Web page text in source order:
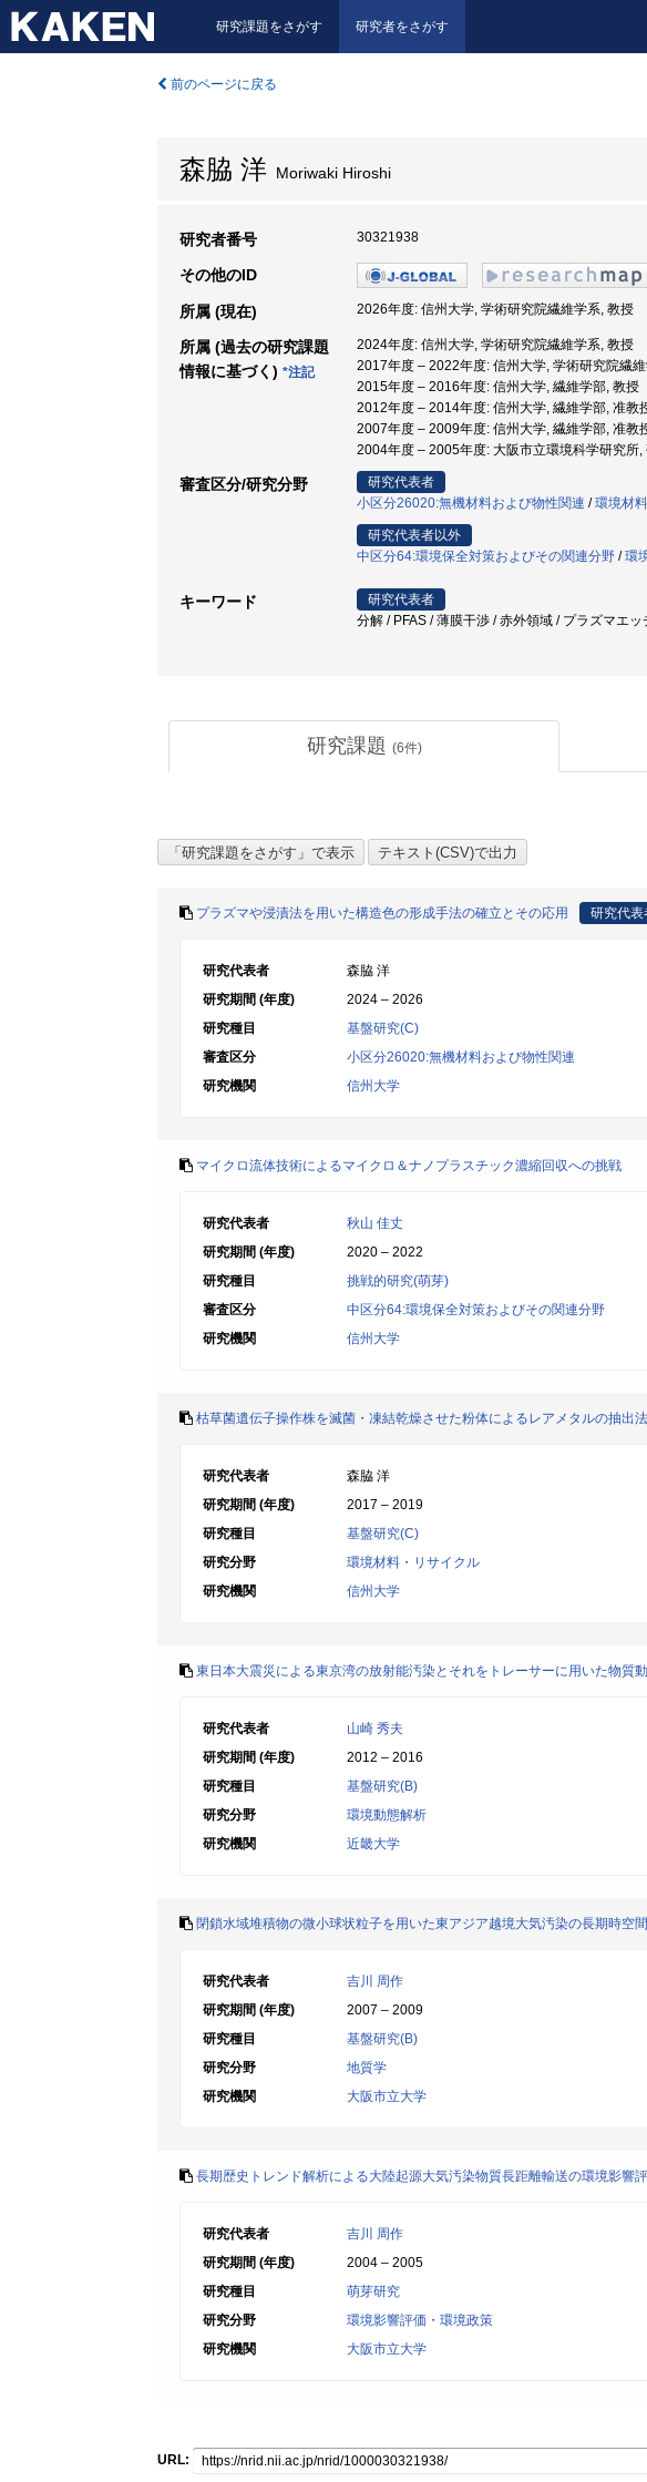
研究課題をさがす 研究者をさがす
前のページに戻る
森脇 洋 Moriwaki Hiroshi
研究者番号 30321938
その他のID
所属 (現在) 2026年度: 信州大学, 学術研究院繊維学系, 教授
所属 (過去の研究課題
情報に基づく) *注記
2024年度: 信州大学, 学術研究院繊維学系, 教授
2017年度 – 2022年度: 信州大学, 学術研究院繊
2015年度 – 2016年度: 信州大学, 繊維学部, 教授
2012年度 – 2014年度: 信州大学, 繊維学部, 准教
2007年度 – 2009年度: 信州大学, 繊維学部, 准教
2004年度 – 2005年度: 大阪市立環境科学研究所,
審査区分/研究分野
研究代表者
小区分26020:無機材料および物性関連 /環境材
研究代表者以外
中区分64:環境保全対策およびその関連分野 /環
キーワード
研究代表者
分解 / PFAS / 薄膜干渉 / 赤外領域 / プラズマエ
研究課題 (6件)
プラズマや浸漬法を用いた構造色の形成手法の確立とその応用 研究代表
研究代表者
森脇 洋
研究期間 (年度)
2024 – 2026
研究種目
基盤研究(C)
審査区分
小区分26020:無機材料および物性関連
研究機関
信州大学
マイクロ流体技術によるマイクロ＆ナノプラスチック濃縮回収への挑戦
研究代表者
秋山 佳丈
研究期間 (年度)
2020 – 2022
研究種目
挑戦的研究(萌芽)
審査区分
中区分64:環境保全対策およびその関連分野
研究機関
信州大学
枯草菌遺伝子操作株を滅菌・凍結乾燥させた粉体によるレアメタルの抽出
研究代表者
森脇 洋
研究期間 (年度)
2017 – 2019
研究種目
基盤研究(C)
研究分野
環境材料・リサイクル
研究機関
信州大学
東日本大震災による東京湾の放射能汚染とそれをトレーサーに用いた物質
研究代表者
山崎 秀夫
研究期間 (年度)
2012 – 2016
研究種目
基盤研究(B)
研究分野
環境動態解析
研究機関
近畿大学
閉鎖水域堆積物の微小球状粒子を用いた東アジア越境大気汚染の長期時空
研究代表者
吉川 周作
研究期間 (年度)
2007 – 2009
研究種目
基盤研究(B)
研究分野
地質学
研究機関
大阪市立大学
長期歴史トレンド解析による大陸起源大気汚染物質長距離輸送の環境影響
研究代表者
吉川 周作
研究期間 (年度)
2004 – 2005
研究種目
萌芽研究
研究分野
環境影響評価・環境政策
研究機関
大阪市立大学
URL: